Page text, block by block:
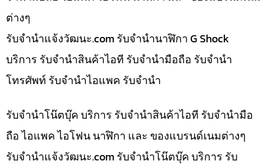
ต่างๆ
รับจํานําแจ้งวัฒนะ.com รับจำนำนาฬิกา G Shock
บริการ รับจำนำสินค้าไอที รับจำนำมือถือ รับจำนำ
โทรศัพท์ รับจำนำไอแพค รับจำนำ
รับจำนำโน๊ตบุ๊ค บริการ รับจำนำสินค้าไอที รับจำนำมือ
ถือ ไอแพค ไอโฟน นาฬิกา และ ของแบรนด์เนมต่างๆ
รับจํานําแจ้งวัฒนะ.com รับจำนำโน๊ตบุ๊ค บริการ รับ